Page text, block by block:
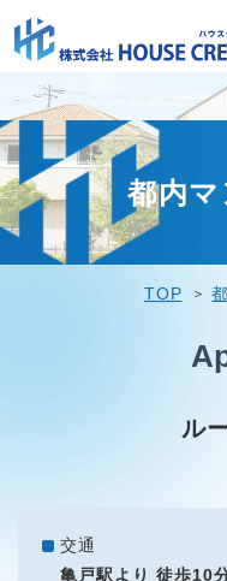
都内
TOP
ル
交通
亀戸駅より 徒歩10